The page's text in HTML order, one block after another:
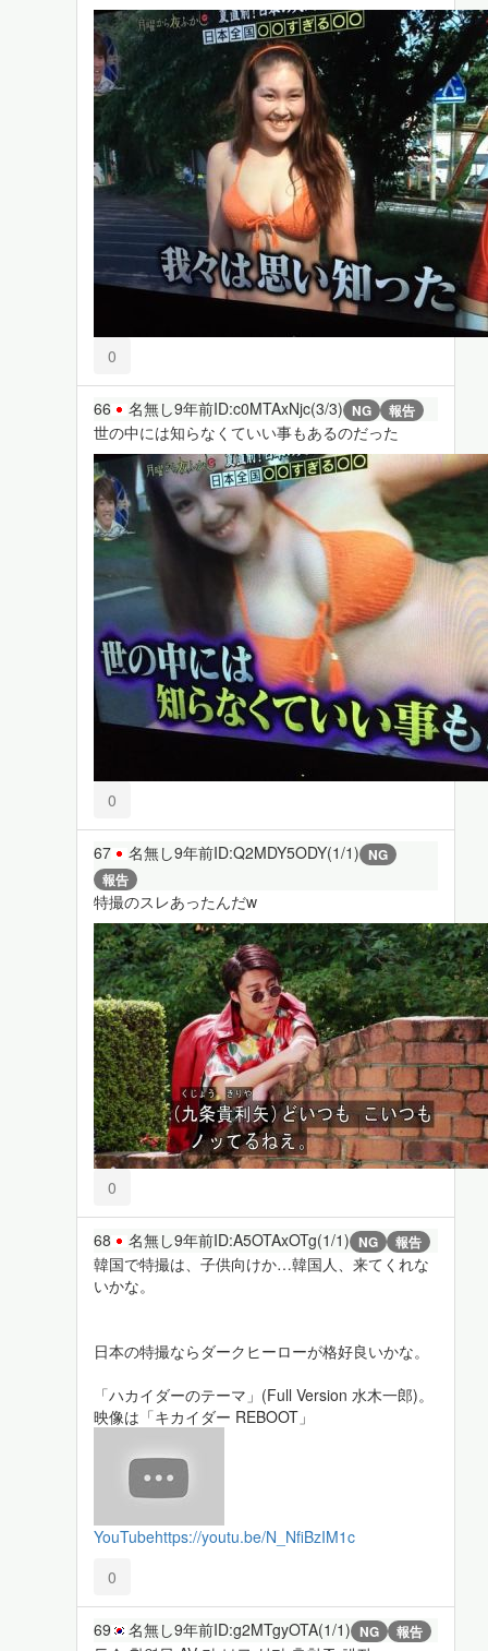
0
66 名無し9年前ID:c0MTAxNjc(3/3) NG 報告
世の中には知らなくていい事もあるのだった
0
67 名無し9年前ID:Q2MDY5ODY(1/1) NG
報告
特撮のスレあったんだw
0
68 名無し9年前ID:A5OTAxOTg(1/1) NG 報告
韓国で特撮は、子供向けか…韓国人、来てくれな
いかな。
日本の特撮ならダークヒーローが格好良いかな。
「ハカイダーのテーマ」(Full Version 水木一郎)。
映像は「キカイダー REBOOT」
YouTubehttps://youtu.be/N_NfiBzIM1c
0
69 名無し9年前ID:g2MTgyOTA(1/1) NG 報告